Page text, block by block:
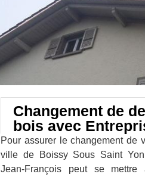
Changement de
bois avec
Pour assurer le changement de
ville de Boissy Sous Saint
Jean-François peut se